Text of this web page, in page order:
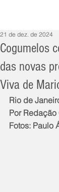
Cogumelos
das novas
Viva de
21 de dez. de 2024
Rio de
Por Redação
Fotos: Paulo